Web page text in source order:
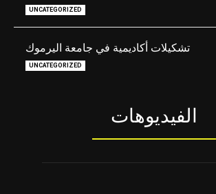
UNCATEGORIZED
تشكيلات أكاديمية في جامعة اليرموك
UNCATEGORIZED
الفيديوهات